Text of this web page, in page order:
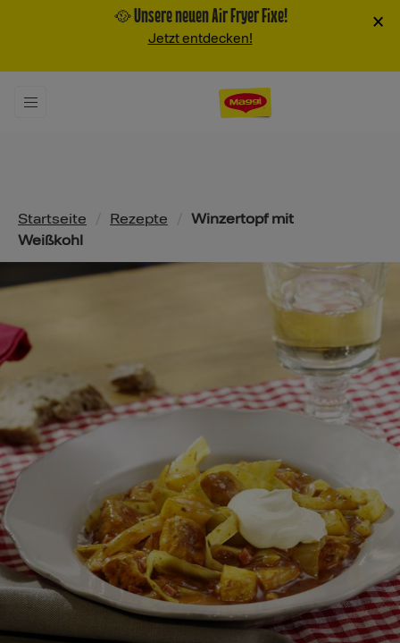
🥘 Unsere neuen Air Fryer Fixe!
Jetzt entdecken!
×
Pfadnavigation
Startseite Rezepte
Winzertopf mit
Weißkohl